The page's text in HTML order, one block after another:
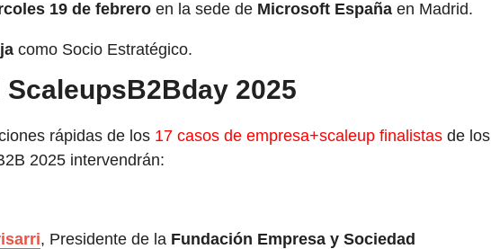
19 de febrero en la sede de Microsoft España en Madrid.
como Socio Estratégico.
2025
rápidas de los 17 casos de empresa+scaleup finalistas de los
2025 intervendrán:
, Presidente de la Fundación Empresa y Sociedad